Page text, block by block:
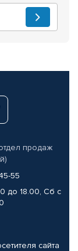
продаж
55
до 18.00, Сб с
сайта